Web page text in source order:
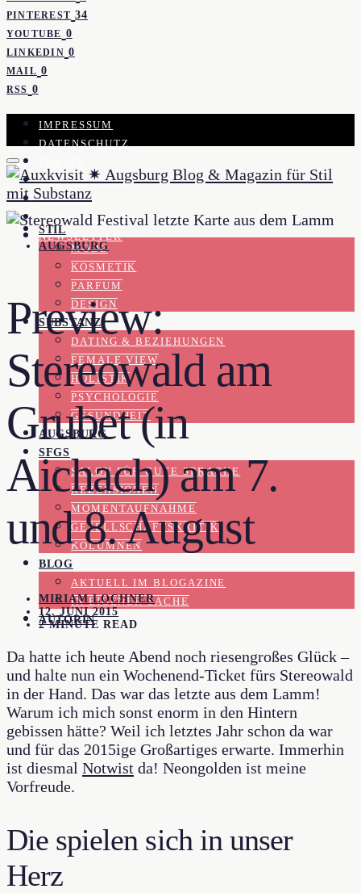
PINTEREST 34
YOUTUBE 0
LINKEDIN 0
MAIL 0
RSS 0
IMPRESSUM
DATENSCHUTZ
KOOPERATION
KONTAKT
WORK WITH ME
NEWSLETTER
STIL
MODE
KOSMETIK
PARFUM
DESIGN
SUBSTANZ
DATING & BEZIEHUNGEN
FEMALE VIEW
HOLISTIK
PSYCHOLOGIE
GESUNDHEIT
AUGSBURG
SFGS
SALON FÜR GUTE SPRACHE
REZENSIONEN
MOMENTAUFNAHME
GESELLSCHAFTSKRITIK
KOLUMNEN
BLOG
AKTUELL IM BLOGAZINE
IN EIGENER SACHE
AUTORIN
AUGSBURG
Preview:
Stereowald am
Grubet (in
Aichach) am 7.
und 8. August
MIRIAM LOCHNER
12. JUNI 2015
2 MINUTE READ
Da hatte ich heute Abend noch riesengroßes Glück –
und halte nun ein Wochenend-Ticket fürs Stereowald
in der Hand. Das war das letzte aus dem Lamm!
Warum ich mich sonst enorm in den Hintern
gebissen hätte? Weil ich letztes Jahr schon da war
und für das 2015ige Großartiges erwarte. Immerhin
ist diesmal Notwist da! Neongolden ist meine
Vorfreude.
Die spielen sich in unser
Herz